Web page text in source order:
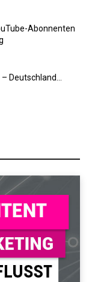
Abonnenten
Deutschland...